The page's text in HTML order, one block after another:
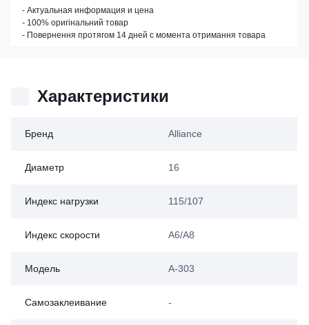
Характеристики
Бренд Alliance
Диаметр 16
Индекс нагрузки 115/107
Индекс скорости A6/A8
Модель A-303
Самозаклеивание -
- Актуальная информация и цена
- 100% оригінальний товар
- Повернення протягом 14 дней с момента отримання товара